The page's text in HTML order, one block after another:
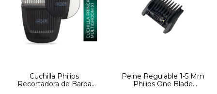
Cuchilla Philips
Recortadora de Barba
Peine Regulable 1-5 Mm
Philips One Blade